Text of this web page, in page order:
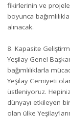
fikirlerinin ve
boyunca
alınacak.
8. Kapasite
Yeşilay Genel
bağımlılıklarla
Yeşilay Cemiyeti
üstleniyoruz.
dünyayı etkileyen
olan ülke